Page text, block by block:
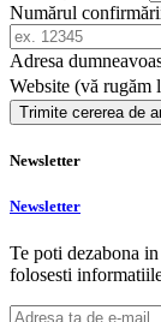
Numărul
Adresa
Website (vă rugăm
Trimite cererea de
Newsletter
Newsletter
Te poti dezabona
folosesti